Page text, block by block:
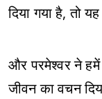
दिया गया है, तो
और परमेश्वर ने
जीवन का वचन